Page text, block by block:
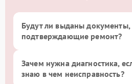
Будут ли выданы документы,
подтверждающие ремонт?
Зачем нужна диагностика,
знаю в чем неисправность?